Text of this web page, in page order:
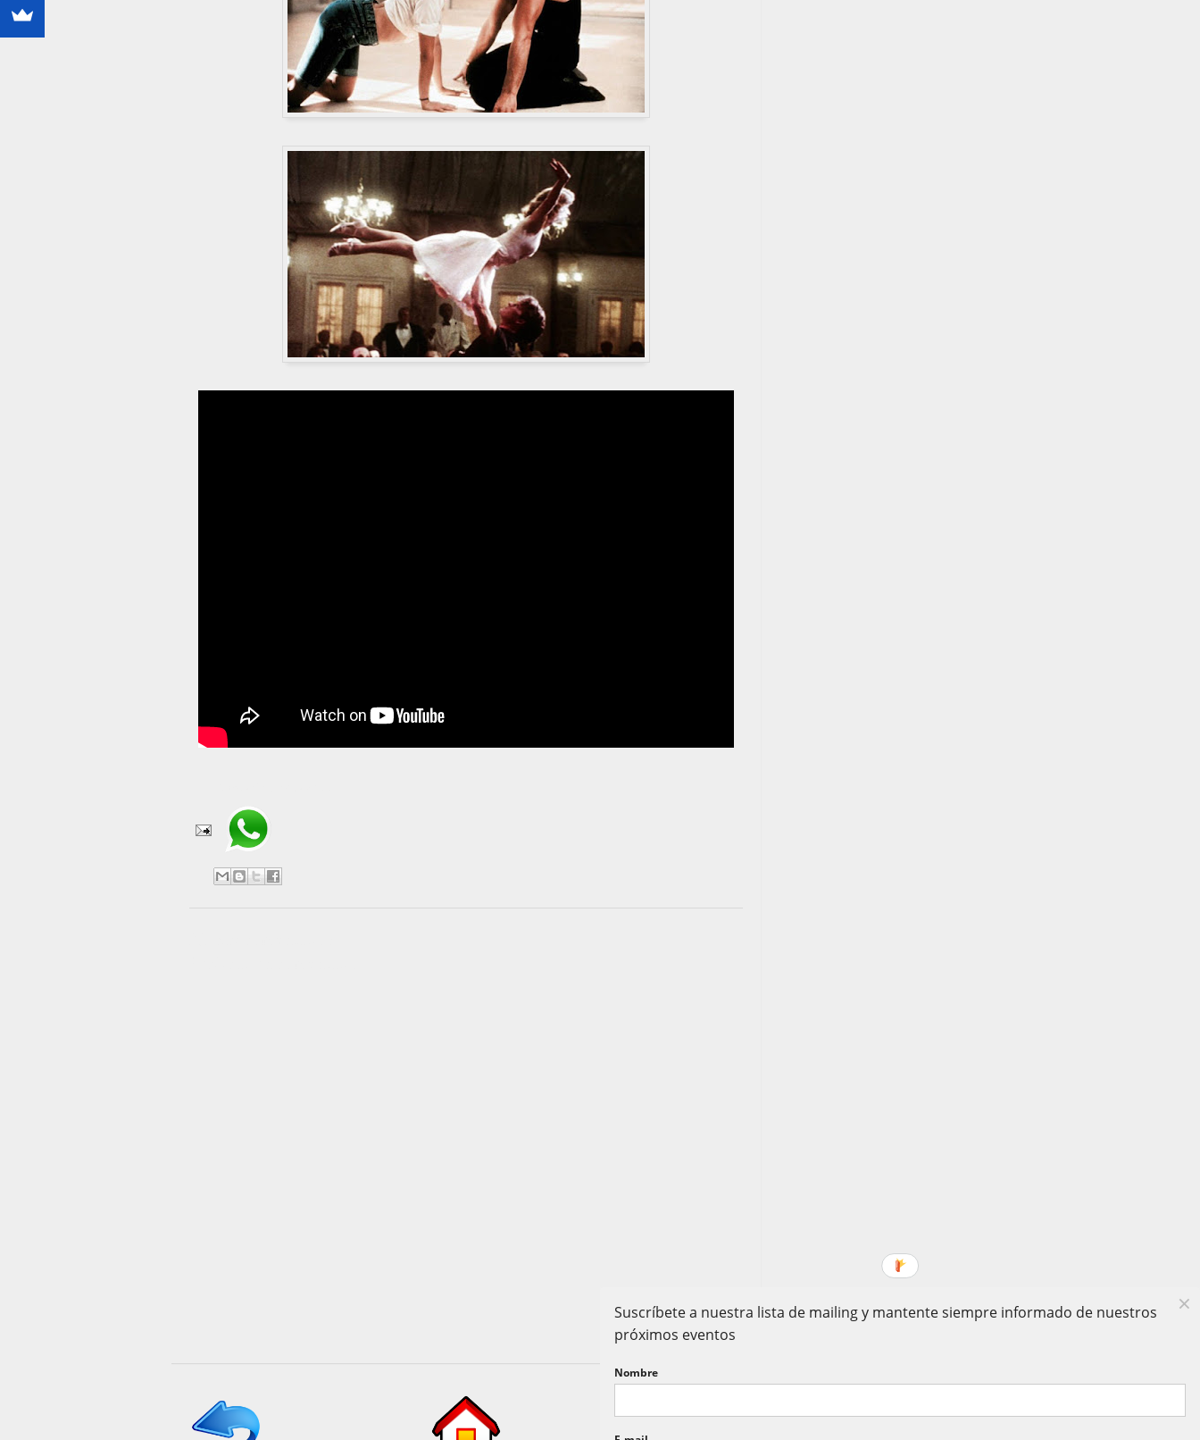
Suscríbete a nuestra lista de mailing y mantente siempre informado de nuestros
próximos eventos
Nombre